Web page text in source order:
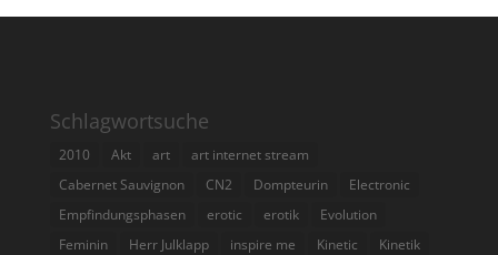
Schlagwortsuche
2010 Akt art
art internet stream
Cabernet Sauvignon
CN2 Dompteurin
Electronic
Empfindungsphasen
erotic erotik
Evolution
Feminin
Herr Julklapp inspire me Kinetic Kinetik